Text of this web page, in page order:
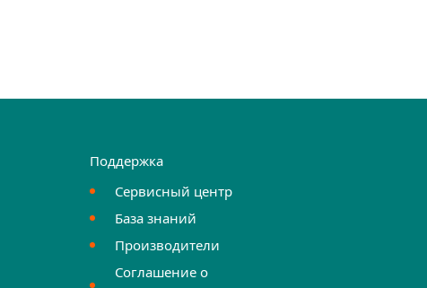
Поддержка
Сервисный центр
База знаний
Производители
Соглашение о